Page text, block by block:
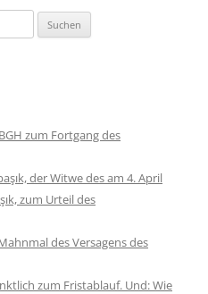
zum Fortgang des
der Witwe des am 4. April
zum Urteil des
des Versagens des
zum Fristablauf. Und: Wie